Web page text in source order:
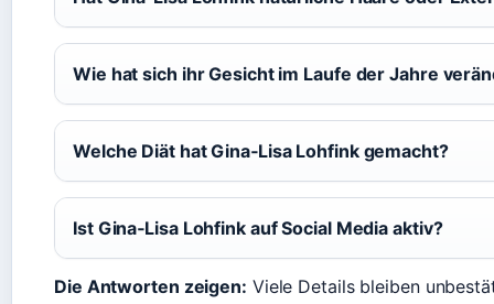
Wie hat sich ihr Gesicht im Laufe der Jahre
Welche Diät hat Gina‑Lisa Lohfink gemacht?
Ist Gina‑Lisa Lohfink auf Social Media aktiv?
Die Antworten zeigen: Viele Details bleiben